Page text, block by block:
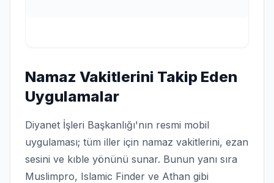
Namaz Vakitlerini Takip Eden
Uygulamalar
Diyanet İşleri Başkanlığı'nın resmi mobil
uygulaması; tüm iller için namaz vakitlerini, ezan
sesini ve kıble yönünü sunar. Bunun yanı sıra
Muslimpro, Islamic Finder ve Athan gibi